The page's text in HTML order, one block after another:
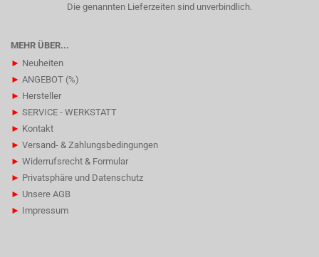
Die genannten Lieferzeiten sind unverbindlich.
MEHR ÜBER...
► Neuheiten
► ANGEBOT (%)
► Hersteller
► SERVICE - WERKSTATT
► Kontakt
► Versand- & Zahlungsbedingungen
► Widerrufsrecht & Formular
► Privatsphäre und Datenschutz
► Unsere AGB
► Impressum